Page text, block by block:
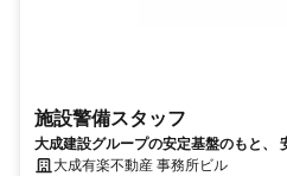
施設警備スタッフ
大成建設グループの安定基盤のもと、
りません。
大成有楽不動産 事務所ビル